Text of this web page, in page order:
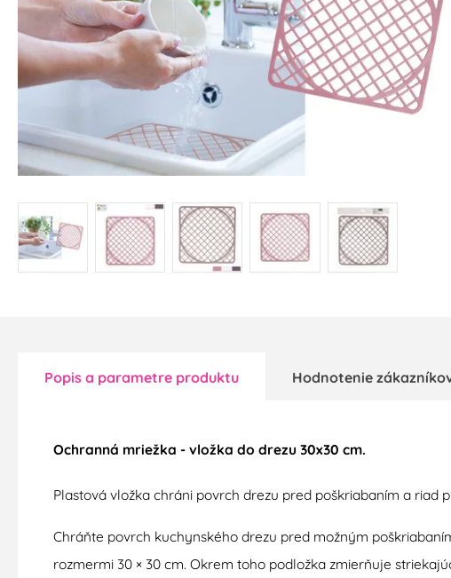
Popis a parametre produktu Hodnotenie
Ochranná mriežka - vložka do drezu 30x30 cm.
Plastová vložka chráni povrch drezu pred poškriabaním a riad
Chráňte povrch kuchynského drezu pred možným
rozmermi 30 × 30 cm. Okrem toho podložka zmierňuje